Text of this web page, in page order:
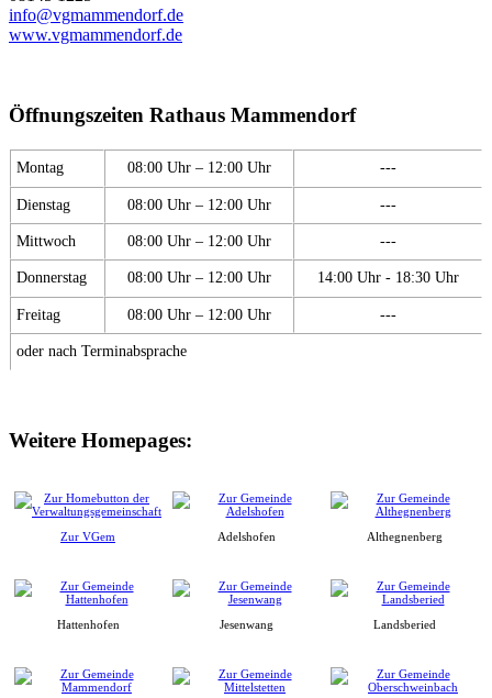
info@vgmammendorf.de
www.vgmammendorf.de
Öffnungszeiten Rathaus Mammendorf
Montag 08:00 Uhr – 12:00 Uhr ---
Dienstag 08:00 Uhr – 12:00 Uhr ---
Mittwoch 08:00 Uhr – 12:00 Uhr ---
Donnerstag 08:00 Uhr – 12:00 Uhr 14:00 Uhr - 18:30 Uhr
Freitag 08:00 Uhr – 12:00 Uhr ---
oder nach Terminabsprache
Weitere Homepages:
Zur VGem Adelshofen Althegnenberg
Hattenhofen Jesenwang Landsberied